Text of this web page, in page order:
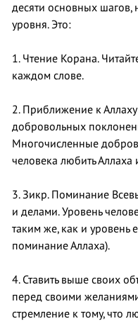
десяти основных шагов,
уровня. Это:
1. Чтение Корана.
каждом слове.
2. Приближение к
добровольных
Многочисленные
человека любить
3. Зикр. Поминание
и делами. Уровень
таким же, как и уровень
поминание Аллаха).
4. Ставить выше своих
перед своими
стремление к тому, что